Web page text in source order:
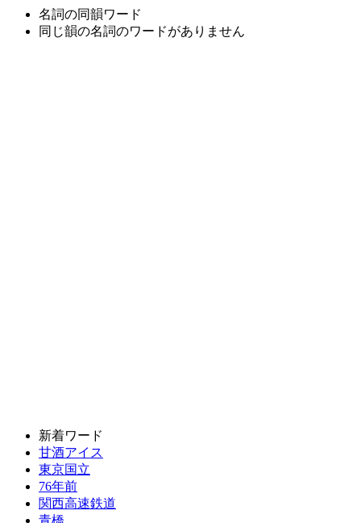
名詞の同韻ワード
同じ韻の名詞のワードがありません
新着ワード
甘酒アイス
東京国立
76年前
関西高速鉄道
青橋